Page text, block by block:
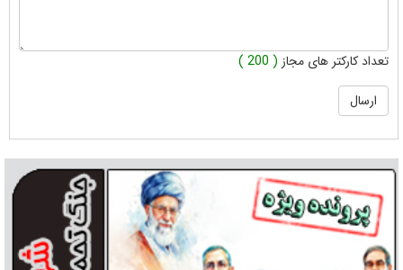
تعداد کارکتر های مجاز ( 200 )